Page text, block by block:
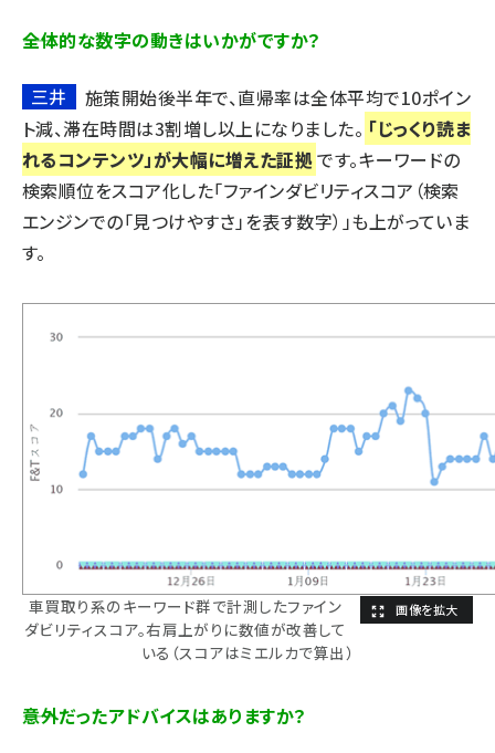
――全体的な数字の動きはいかがですか？
三井
施策開始後半年で、直帰率は全体平均で10ポイン
ト減、滞在時間は3割増し以上になりました。 「じっくり読ま
れるコンテンツ」が大幅に増えた証拠です。キーワードの
検索順位をスコア化した「ファインダビリティスコア（検索
エンジンでの「見つけやすさ」を表す数字）」も上がっていま
す。
車買取り系のキーワード群で計測したファイン
ダビリティスコア。右肩上がりに数値が改善して
いる（スコアはミエルカで算出）
――意外だったアドバイスはありますか？